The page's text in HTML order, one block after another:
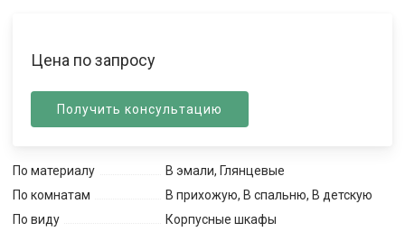
Цена по запросу
Получить консультацию
По материалу
В эмали, Глянцевые
По комнатам
В прихожую, В спальню, В детскую
По виду
Корпусные шкафы